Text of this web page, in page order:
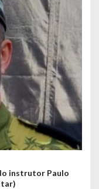
instrutor Paulo